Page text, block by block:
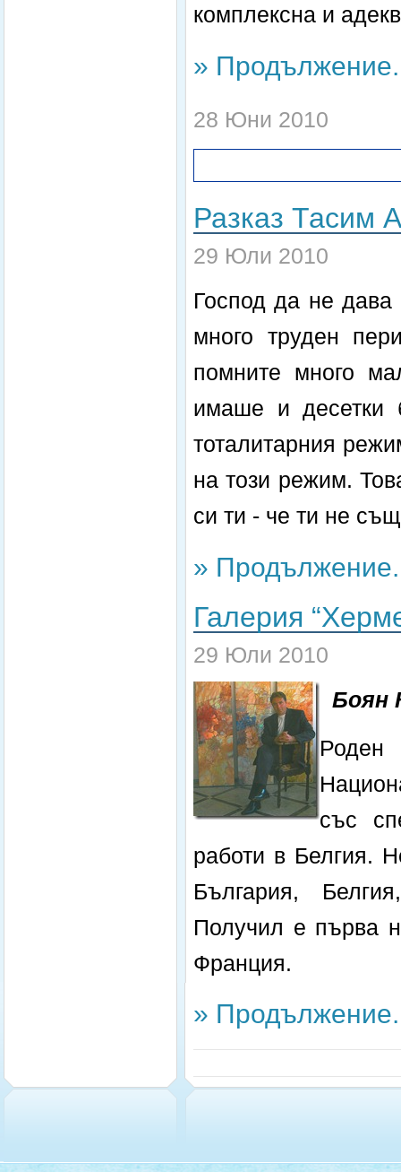
комплексна и
»
28 Юни 2010
Разказ Тасим
29 Юли 2010
Господ да не
много труден
помните много
имаше и десетки
тоталитарния
на този режим.
си ти - че ти не
»
Галерия
29 Юли 2010
Боян
със
работи в Белгия.
България,
Получил е първа
Франция.
»